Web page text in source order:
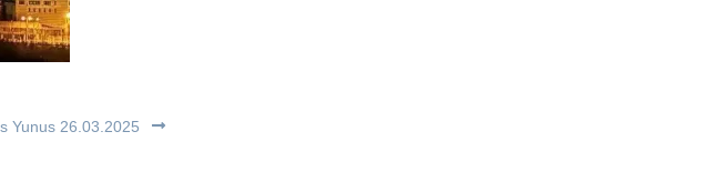
Yunus 26.03.2025